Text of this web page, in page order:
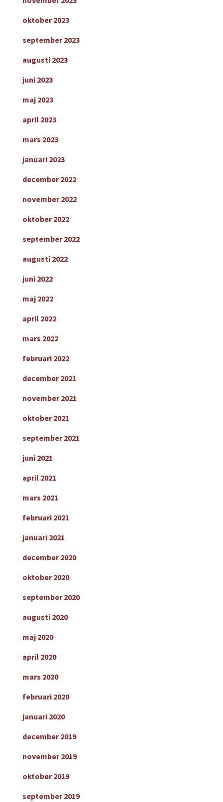
oktober 2023
september 2023
augusti 2023
juni 2023
maj 2023
april 2023
mars 2023
januari 2023
december 2022
november 2022
oktober 2022
september 2022
augusti 2022
juni 2022
maj 2022
april 2022
mars 2022
februari 2022
december 2021
november 2021
oktober 2021
september 2021
juni 2021
april 2021
mars 2021
februari 2021
januari 2021
december 2020
oktober 2020
september 2020
augusti 2020
maj 2020
april 2020
mars 2020
februari 2020
januari 2020
december 2019
november 2019
oktober 2019
september 2019